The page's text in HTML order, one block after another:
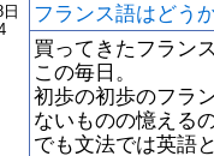
フランス語はどう
買ってきたフラン
この毎日。
初歩の初歩のフラ
ないものの憶える
でも文法では英語